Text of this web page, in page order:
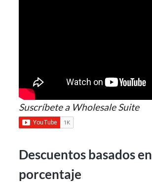
Suscríbete a Wholesale Suite
Descuentos basados en
porcentaje